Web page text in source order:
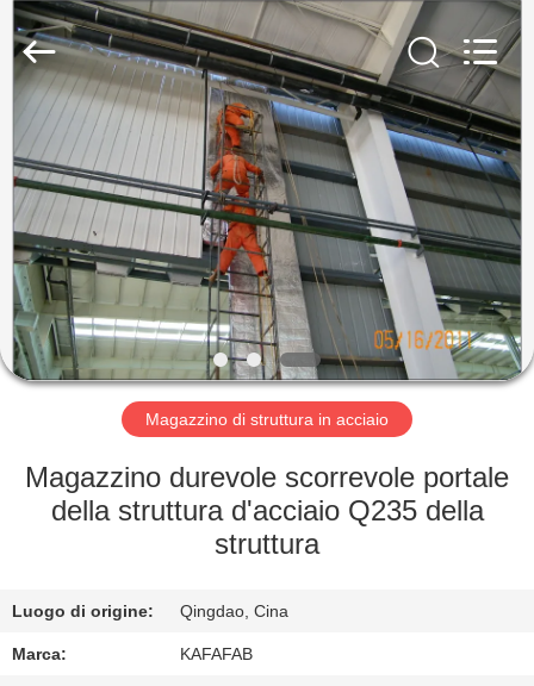
CASA.
PRODOTTI
VIDEO
SPETTACOLO
VR
CHI
SIAMO
ALLA
FABBRICA
Qingdao
KaFa
Fabrication
Co.,
Ltd..
Reserved.
Magazzino di struttura in acciaio
Magazzino durevole scorrevole portale
della struttura d'acciaio Q235 della
struttura
Luogo di origine: Qingdao, Cina
Marca: KAFAFAB